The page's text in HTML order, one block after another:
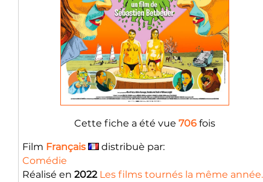
Cette fiche a été vue 706fois
Film Français
distribuè par:
Comédie
Réalisé en 2022 Les films tournés la même